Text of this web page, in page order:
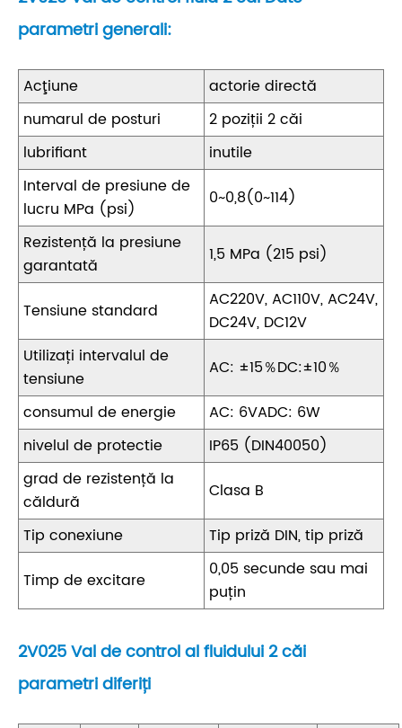
parametri generali:
Acţiune
actorie directă
numarul de posturi
2 poziții 2 căi
lubrifiant
inutile
Interval de presiune de
lucru MPa (psi)
0~0,8(0~114)
Rezistență la presiune
garantată
1,5 MPa (215 psi)
Tensiune standard
AC220V, AC110V, AC24V,
DC24V, DC12V
Utilizați intervalul de
tensiune
AC: ±15％DC:±10％
consumul de energie
AC: 6VADC: 6W
nivelul de protectie
IP65 (DIN40050)
grad de rezistență la
căldură
Clasa B
Tip conexiune
Tip priză DIN, tip priză
Timp de excitare
0,05 secunde sau mai
puțin
2V025 Val de control al fluidului 2 căi
parametri diferiți